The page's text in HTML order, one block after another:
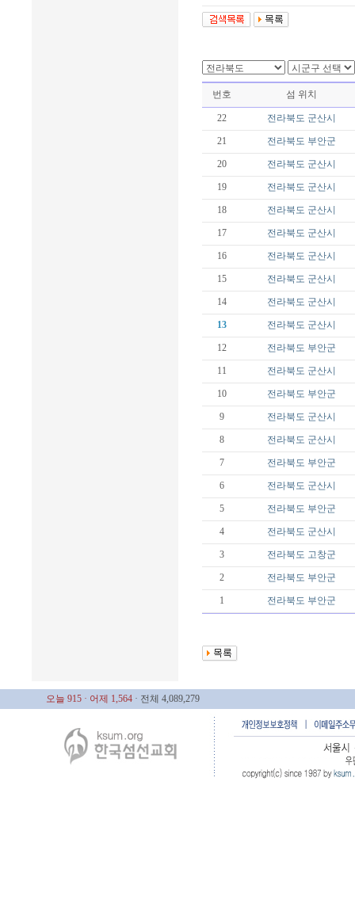
번호 섬 위치
22 전라북도 군산시
21 전라북도 부안군
20 전라북도 군산시
19 전라북도 군산시
18 전라북도 군산시
17 전라북도 군산시
16 전라북도 군산시
15 전라북도 군산시
14 전라북도 군산시
13 전라북도 군산시
12 전라북도 부안군
11 전라북도 군산시
10 전라북도 부안군
9 전라북도 군산시
8 전라북도 군산시
7 전라북도 부안군
6 전라북도 군산시
5 전라북도 부안군
4 전라북도 군산시
3 전라북도 고창군
2 전라북도 부안군
1 전라북도 부안군
오늘 915 · 어제 1,564 · 전체 4,089,279